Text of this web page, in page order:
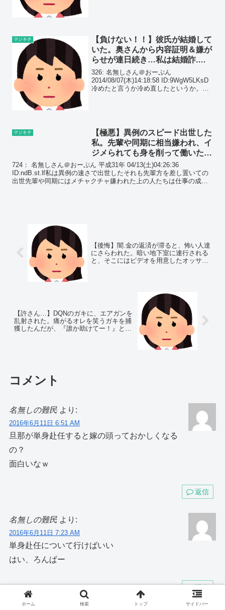
マジキチ
【負けない！！】彼氏が結婚して
いた。奥さんから内容証明＆嫌が
らせが連日続き…私は結婚詐.欺
と名誉毀損で徹底的に戦うことを
決めた。
326: 名無しさん＠おーぷん
2014/08/07(木)14:18:58 ID:9WgW5LKsD
冷めたと言うか冷め直したというか。あ
マジキチ
【極悪】異例のスピード出世した
私。先輩や同期に相当嫌われ、イ
ジメられても身を削って働いた。
だが、出世した本当の理由を知
り…
724： 名無しさん＠おーぷん 平成31年 04/13(土)04:26:36
ID:ndB.st.lf私は異例の速さで出世したそれも先輩方を差し置いての
出世先輩や同期にはメチャクチャ嫌われた上の人たちは仕事の成果
【後悔】闇.金の返済が滞ると、怖い人達
にさらわれた。暗い地下室に連行される
と、そこにはビデオを用意したオッサン
【許さん…】DQNのガキに、エアガンを
乱射された。痛がるオレを笑うガキを捕
獲したんだが、『誰か助けてー！』と喚
コメント
名無しの難民 より:
2016年6月11日 6:51 AM
旦那が単身赴任すると嫁の頭っておかしくなる
の？
面白いなｗ
返信
名無しの難民 より:
2016年6月11日 7:23 AM
単身赴任について行けばいい
はい、ろんぱー
返信
ホーム 検索 トップ サイドバー